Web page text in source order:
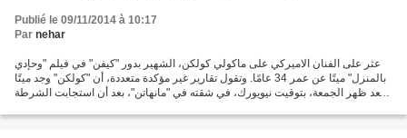
Publié le 09/11/2014 à 10:17
Par nehar
عثر على الفنان الاميركي على ماكولي كولكن، الشهير بدور "كيفن" في فيلم "وحإدي
بالمنزل" ميتًا عن عمر 34 عامًا. وتقول تقارير غير مؤكدة متعددة، أن "كولكن" وجد ميتًا
بعد ظهر الجمعة، بتوقيت نيويورك، في شقته في "مانهاتن"، بعد أن استجابت الشرطة